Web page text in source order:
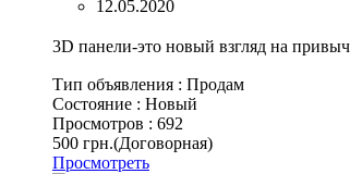
12.05.2020
3D панели-это новый взгляд на
Тип объявления : Продам
Состояние : Новый
Просмотров : 692
500 грн.(Договорная)
Просмотреть